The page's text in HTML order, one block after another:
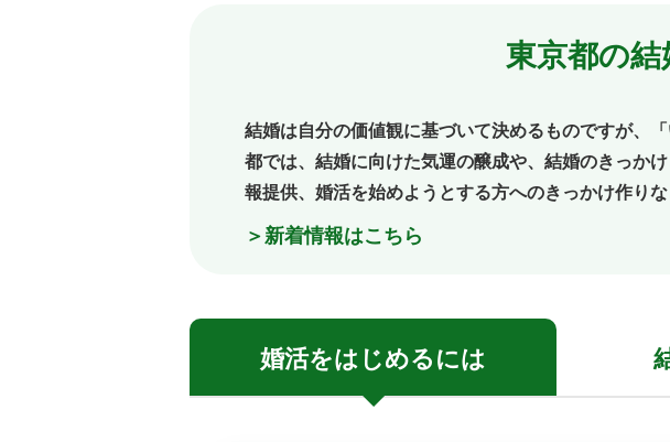
東京都の
結婚は自分の価値観に基づいて決めるものですが、
都では、結婚に向けた気運の醸成や、結婚のきっか
報提供、婚活を始めようとする方へのきっかけ作り
＞新着情報はこちら
婚活をはじめるには